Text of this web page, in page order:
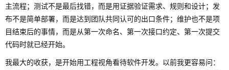
主流程；测试不是最后找错，而是用证据验证需求、规则和设计；发
布不是简单部署，而是达到团队共同认可的出口条件；维护也不是项
目结束后的事情，而是从第一次命名、第一次接口约定、第一次提交
代码时就已经开始。
我最大的收获，是开始用工程视角看待软件开发。以前我更容易问：